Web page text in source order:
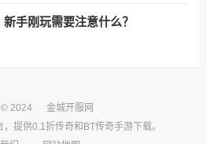
手刚玩需要注意什么？
2024
金城开服网
提供0.1折传奇和BT传奇手游下载。